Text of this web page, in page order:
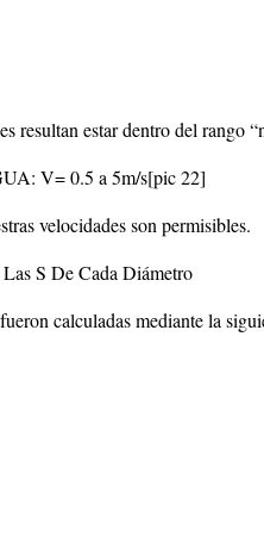
resultan estar dentro del rango
V= 0.5 a 5m/s[pic 22]
velocidades son permisibles.
S De Cada Diámetro
calculadas mediante la